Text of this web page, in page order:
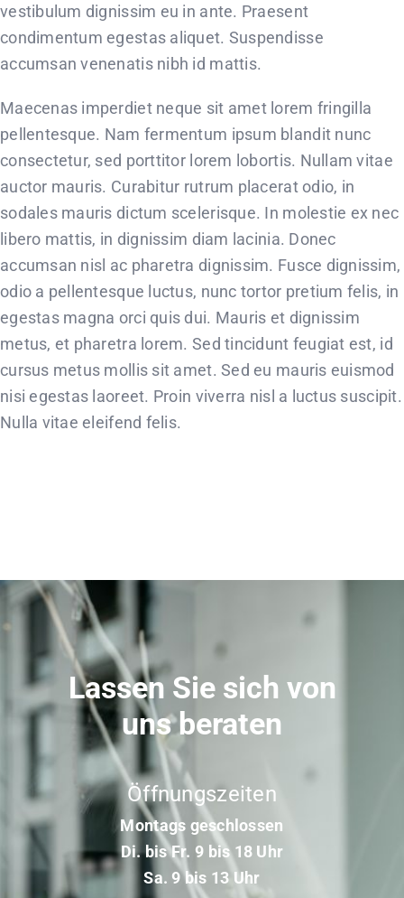
vestibulum dignissim eu in ante. Praesent
condimentum egestas aliquet. Suspendisse
accumsan venenatis nibh id mattis.
Maecenas imperdiet neque sit amet lorem fringilla
pellentesque. Nam fermentum ipsum blandit nunc
consectetur, sed porttitor lorem lobortis. Nullam vitae
auctor mauris. Curabitur rutrum placerat odio, in
sodales mauris dictum scelerisque. In molestie ex nec
libero mattis, in dignissim diam lacinia. Donec
accumsan nisl ac pharetra dignissim. Fusce dignissim,
odio a pellentesque luctus, nunc tortor pretium felis, in
egestas magna orci quis dui. Mauris et dignissim
metus, et pharetra lorem. Sed tincidunt feugiat est, id
cursus metus mollis sit amet. Sed eu mauris euismod
nisi egestas laoreet. Proin viverra nisl a luctus suscipit.
Nulla vitae eleifend felis.
Lassen Sie sich von
uns beraten
Öffnungszeiten
Montags geschlossen
Di. bis Fr. 9 bis 18 Uhr
Sa. 9 bis 13 Uhr